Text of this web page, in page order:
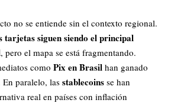
no se entiende sin el contexto regional.
tarjetas siguen siendo el principal
, pero el mapa se está fragmentando.
como Pix en Brasil han ganado
paralelo, las stablecoins se han
real en países con inflación